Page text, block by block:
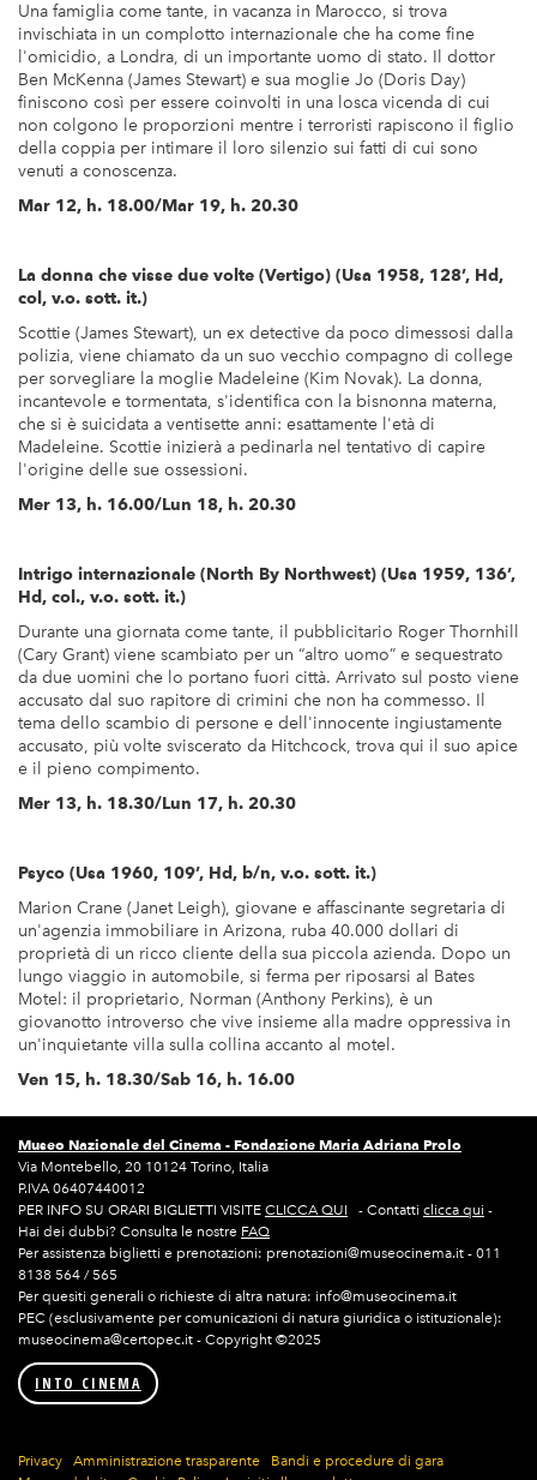
Una famiglia come tante, in vacanza in Marocco, si trova
invischiata in un complotto internazionale che ha come fine
l'omicidio, a Londra, di un importante uomo di stato. Il dottor
Ben McKenna (James Stewart) e sua moglie Jo (Doris Day)
finiscono così per essere coinvolti in una losca vicenda di cui
non colgono le proporzioni mentre i terroristi rapiscono il figlio
della coppia per intimare il loro silenzio sui fatti di cui sono
venuti a conoscenza.
Mar 12, h. 18.00/Mar 19, h. 20.30
La donna che visse due volte (Vertigo) (Usa 1958, 128’, Hd,
col, v.o. sott. it.)
Scottie (James Stewart), un ex detective da poco dimessosi dalla
polizia, viene chiamato da un suo vecchio compagno di college
per sorvegliare la moglie Madeleine (Kim Novak). La donna,
incantevole e tormentata, s'identifica con la bisnonna materna,
che si è suicidata a ventisette anni: esattamente l'età di
Madeleine. Scottie inizierà a pedinarla nel tentativo di capire
l'origine delle sue ossessioni.
Mer 13, h. 16.00/Lun 18, h. 20.30
Intrigo internazionale (North By Northwest) (Usa 1959, 136’,
Hd, col., v.o. sott. it.)
Durante una giornata come tante, il pubblicitario Roger Thornhill
(Cary Grant) viene scambiato per un “altro uomo” e sequestrato
da due uomini che lo portano fuori città. Arrivato sul posto viene
accusato dal suo rapitore di crimini che non ha commesso. Il
tema dello scambio di persone e dell'innocente ingiustamente
accusato, più volte sviscerato da Hitchcock, trova qui il suo apice
e il pieno compimento.
Mer 13, h. 18.30/Lun 17, h. 20.30
Psyco (Usa 1960, 109’, Hd, b/n, v.o. sott. it.)
Marion Crane (Janet Leigh), giovane e affascinante segretaria di
un'agenzia immobiliare in Arizona, ruba 40.000 dollari di
proprietà di un ricco cliente della sua piccola azienda. Dopo un
lungo viaggio in automobile, si ferma per riposarsi al Bates
Motel: il proprietario, Norman (Anthony Perkins), è un
giovanotto introverso che vive insieme alla madre oppressiva in
un'inquietante villa sulla collina accanto al motel.
Ven 15, h. 18.30/Sab 16, h. 16.00
Museo Nazionale del Cinema - Fondazione Maria Adriana Prolo
Via Montebello, 20 10124 Torino, Italia
P.IVA 06407440012
PER INFO SU ORARI BIGLIETTI VISITE CLICCA QUI - Contatti clicca qui -
Hai dei dubbi? Consulta le nostre FAQ
Per assistenza biglietti e prenotazioni: prenotazioni@museocinema.it - 011
8138 564 / 565
Per quesiti generali o richieste di altra natura: info@museocinema.it
PEC (esclusivamente per comunicazioni di natura giuridica o istituzionale):
museocinema@certopec.it - Copyright ©2025
INTO CINEMA
Privacy Amministrazione trasparente
Bandi e procedure di gara